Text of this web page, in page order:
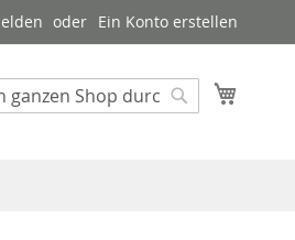
Ein Konto erstellen